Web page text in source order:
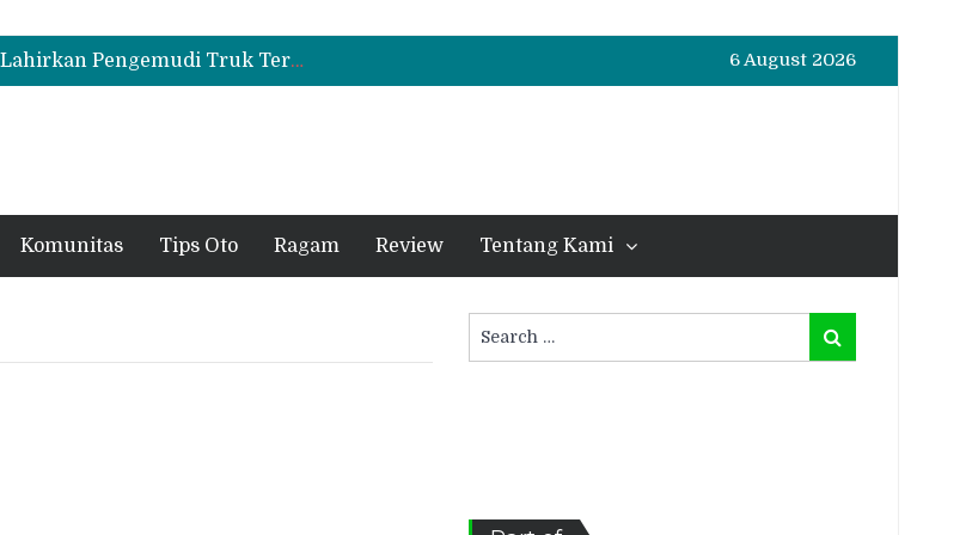
Hino Tingkatkan Keamanan Kendaraan Niaga dengan Standarisasi Karoseri
UD Trucks Extra Mile Challenge 2026 Lahirkan Pengemudi Truk Terbaik, Crisanto Melaju ke Jepang
Biaya Operasional Geely Starray EM-i Mulai Rp514 Ribu per Bulan, Jarak Tempuh Tembus 1.000 Km
6 August 2026
Komunitas Tips Oto Ragam Review Tentang Kami
for:
Search